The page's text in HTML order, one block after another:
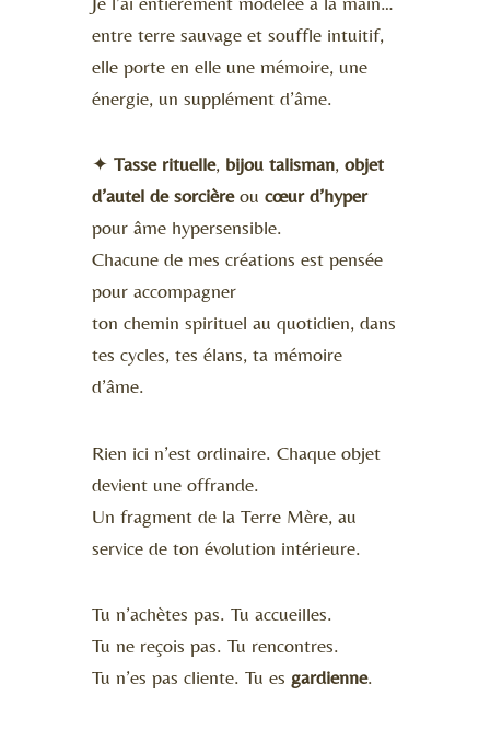
entre terre sauvage et souffle intuitif,
elle porte en elle une mémoire, une
énergie, un supplément d’âme.
✦ Tasse rituelle, bijou talisman, objet
d’autel de sorcièreou cœur d’hyper
pour âme hypersensible.
Chacune de mes créations est pensée
pour accompagner
ton chemin spirituel au quotidien, dans
tes cycles, tes élans, ta mémoire
d’âme.
Rien ici n’est ordinaire. Chaque objet
devient une offrande.
Un fragment de la Terre Mère, au
service de ton évolution intérieure.
Tu n’achètes pas. Tu accueilles.
Tu ne reçois pas. Tu rencontres.
Tu n’es pas cliente. Tu es gardienne.